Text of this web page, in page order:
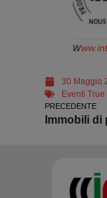
w
30 Maggio
Eventi
PRECEDENTE